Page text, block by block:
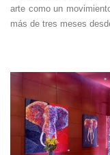
arte como un
más de tres meses